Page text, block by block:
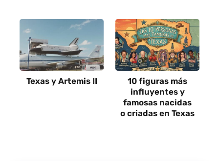
Texas y Artemis II
10 figuras más
influyentes y
famosas nacidas
o criadas en Texas